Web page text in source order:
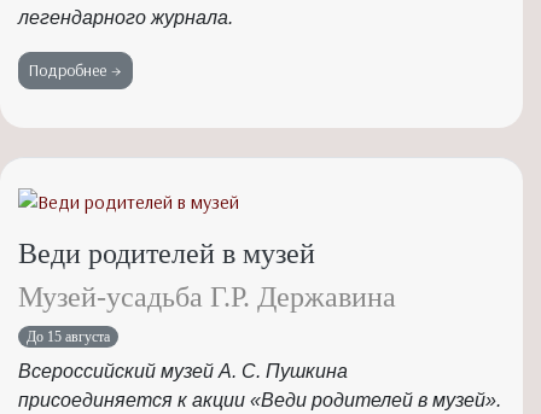
легендарного журнала.
Подробнее →
Веди родителей в музей
Музей-усадьба Г.Р. Державина
До 15 августа
Всероссийский музей А. С. Пушкина
присоединяется к акции «Веди родителей в музей».